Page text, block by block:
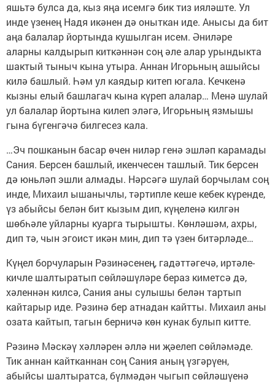
яшьтә булса да, кыз яңа исемгә бик тиз ияләште. Ул
инде үзенең Надя икәнен дә оныткан иде. Анысы да бит
аңа балалар йортында кушылган исем. Әниләре
аларны калдырып киткәннән соң әле алар урындыкта
шактый тыныч кына утыра. Аннан Игорьның ашыйсы
килә башлый. Һәм ул каядыр китеп югала. Кечкенә
кызны елый башлагач кына күреп алалар… Менә шулай
ул балалар йортына килеп эләгә, Игорьның язмышы
гына бүгенгәчә билгесез кала.
…Эч пошканын басар өчен ниләр генә эшләп карамады
Сания. Берсен башлый, икенчесен ташлый. Тик берсен
дә юньләп эшли алмады. Нәрсәгә шулай борчылам соң
инде, Михаил ышанычлы, тәртипле кеше кебек күренде,
үз абыйсы белән бит кызым дип, күңеленә килгән
шөбһәле уйларны куарга тырышты. Көнләшәм, ахры,
дип тә, чын эгоист икән мин, дип тә үзен битәрләде…
Күңел борчуларын Рәзинәсенең, гадәттәгечә, иртәле-
кичле шалтыратып сөйләшүләре бераз киметсә дә,
хәленнән килсә, Сания аны сулышы белән тартып
кайтарыр иде. Рәзинә бер атнадан кайтты. Михаил аны
озата кайтып, тагын берничә көн кунак булып китте.
Рәзинә Мәскәү хәлләрен әллә ни җәелеп сөйләмәде.
Тик аннан кайтканнан соң Сания аның үзгәрүен,
абыйсы шалтыратса, бүлмәдән чыгып сөйләшүенә